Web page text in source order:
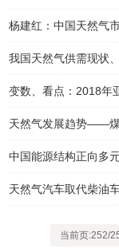
杨建红：中国天然气
我国天然气供需现状
变数、看点：2018年
天然气发展趋势——
中国能源结构正向多
天然气汽车取代柴油
当前页:252/